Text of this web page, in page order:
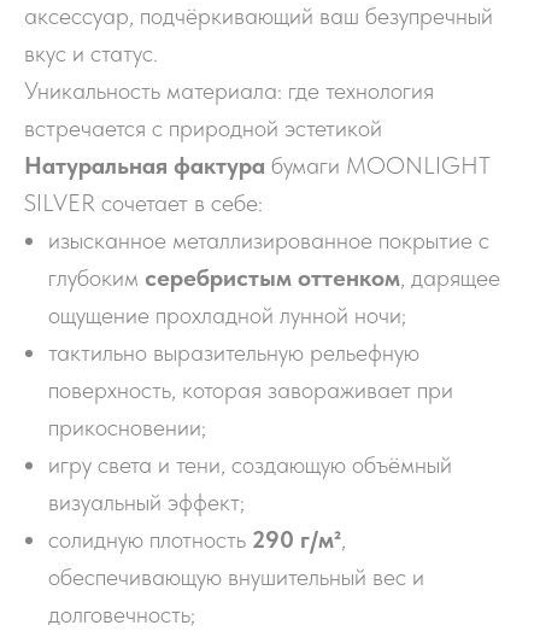
аксессуар, подчёркивающий ваш безупречный
вкус и статус.
Уникальность материала: где технология
встречается с природной эстетикой
Натуральная фактура бумаги MOONLIGHT
SILVER сочетает в себе:
изысканное металлизированное покрытие с
глубоким серебристым оттенком, дарящее
ощущение прохладной лунной ночи;
тактильно выразительную рельефную
поверхность, которая завораживает при
прикосновении;
игру света и тени, создающую объёмный
визуальный эффект;
солидную плотность 290 г/м²,
обеспечивающую внушительный вес и
долговечность;